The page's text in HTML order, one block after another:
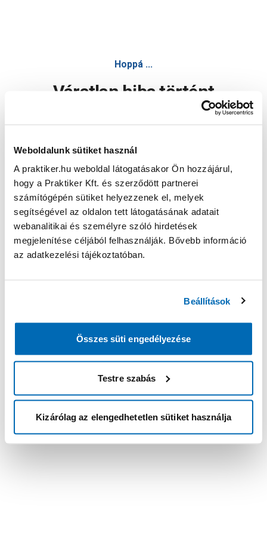
Weboldalunk sütiket használ
A praktiker.hu weboldal látogatásakor Ön hozzájárul,
hogy a Praktiker Kft. és szerződött partnerei
számítógépén sütiket helyezzenek el, melyek
segítségével az oldalon tett látogatásának adatait
webanalitikai és személyre szóló hirdetések
megjelenítése céljából felhasználják. Bővebb információ
az adatkezelési tájékoztatóban.
Beállítások
Összes süti engedélyezése
Testre szabás
Kizárólag az elengedhetetlen sütiket használja
Hoppá ...
Váratlan hiba történt
Oldal újratöltése